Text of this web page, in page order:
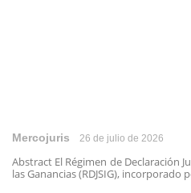
Mercojuris 26 de julio de 2026
Abstract El Régimen de Declaración
las Ganancias (RDJSIG), incorporado